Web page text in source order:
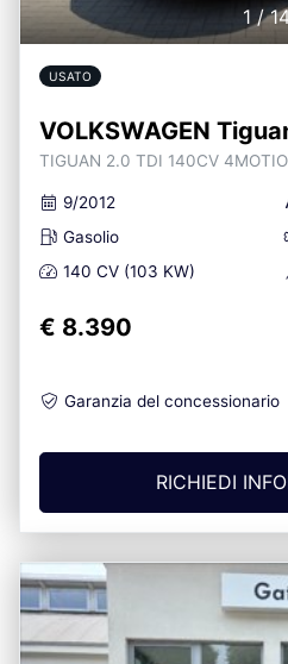
1 /
USATO
VOLKSWAGEN
TIGUAN 2.0 TDI 140CV
9/2012
Gasolio
140 CV (103 KW)
€ 8.390
Garanzia del concessionario
RICHIEDI